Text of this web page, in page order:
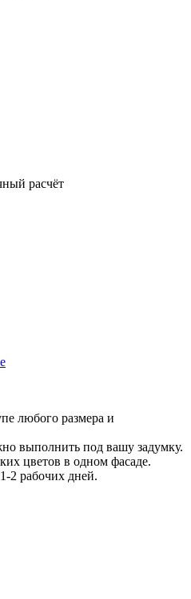
расчёт
любого размера и
выполнить под вашу задумку.
цветов в одном фасаде.
2 рабочих дней.